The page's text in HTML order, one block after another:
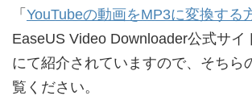
「 YouTubeの動画をMP3に変換する
EaseUS Video Downloader公式サイ
にて紹介されていますので、そちら
覧ください。